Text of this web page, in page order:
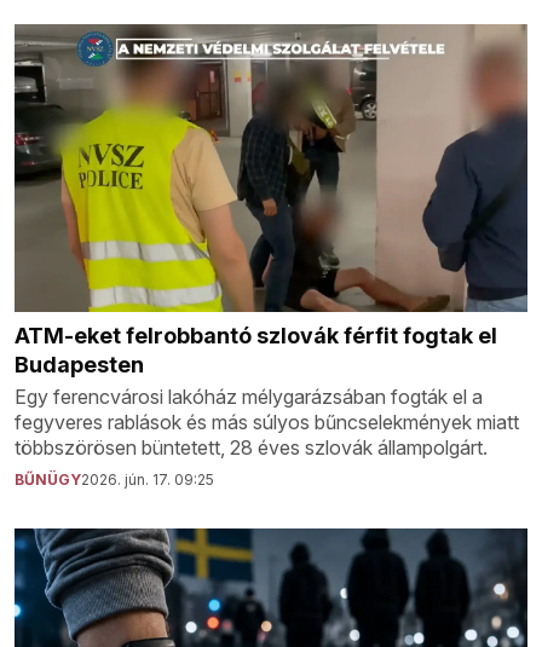
ATM-eket felrobbantó szlovák férfit fogtak el
Budapesten
Egy ferencvárosi lakóház mélygarázsában fogták el a
fegyveres rablások és más súlyos bűncselekmények miatt
többszörösen büntetett, 28 éves szlovák állampolgárt.
BŰNÜGY2026. jún. 17. 09:25